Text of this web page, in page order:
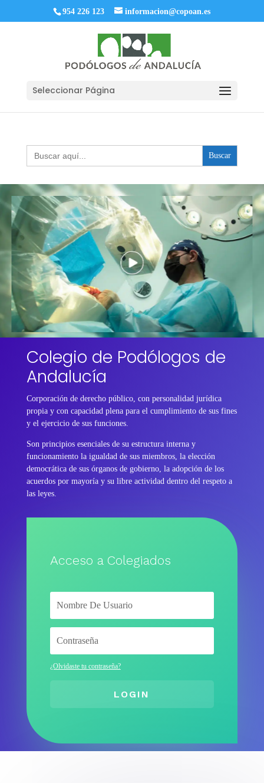
954 226 123 informacion@copoan.es
Seleccionar Página
Buscar:
Colegio de Podólogos de
Andalucía
Corporación de derecho público, con personalidad jurídica
propia y con capacidad plena para el cumplimiento de sus fines
y el ejercicio de sus funciones.
Son principios esenciales de su estructura interna y
funcionamiento la igualdad de sus miembros, la elección
democrática de sus órganos de gobierno, la adopción de los
acuerdos por mayoría y su libre actividad dentro del respeto a
las leyes.
Acceso a Colegiados
¿Olvidaste tu contraseña?
LOGIN